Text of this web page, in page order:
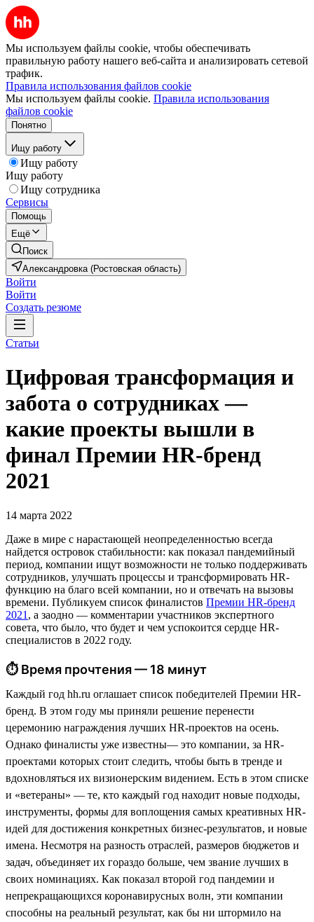
Мы используем файлы cookie, чтобы обеспечивать
правильную работу нашего веб-сайта и анализировать сетевой
трафик.
Правила использования файлов cookie
Мы используем файлы cookie. Правила использования
файлов cookie
Понятно
Ищу работу
Ищу работу
Ищу работу
Ищу сотрудника
Сервисы
Помощь
Ещё
Поиск
Александровка (Ростовская область)
Войти
Войти
Создать резюме
Статьи
Цифровая трансформация и
забота о сотрудниках —
какие проекты вышли в
финал Премии HR-бренд
2021
14 марта 2022
Даже в мире с нарастающей неопределенностью всегда
найдется островок стабильности: как показал пандемийный
период, компании ищут возможности не только поддерживать
сотрудников, улучшать процессы и трансформировать HR-
функцию на благо всей компании, но и отвечать на вызовы
времени. Публикуем список финалистов Премии HR-бренд
2021 , а заодно — комментарии участников экспертного
совета, что было, что будет и чем успокоится сердце HR-
специалистов в 2022 году.
⏱ Время прочтения — 18 минут
Каждый год hh.ru оглашает список победителей Премии HR-
бренд. В этом году мы приняли решение перенести
церемонию награждения лучших HR-проектов на осень.
Однако финалисты уже известны— это компании, за HR-
проектами которых стоит следить, чтобы быть в тренде и
вдохновляться их визионерским видением. Есть в этом списке
и «ветераны» — те, кто каждый год находит новые подходы,
инструменты, формы для воплощения самых креативных HR-
идей для достижения конкретных бизнес-результатов, и новые
имена. Несмотря на разность отраслей, размеров бюджетов и
задач, объединяет их гораздо больше, чем звание лучших в
своих номинациях. Как показал второй год пандемии и
непрекращающихся коронавирусных волн, эти компании
способны на реальный результат, как бы ни штормило на